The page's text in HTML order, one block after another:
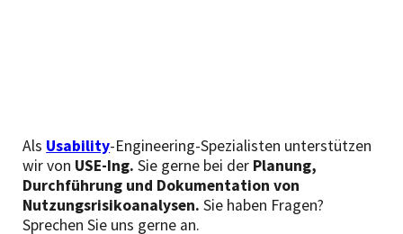
Als Usability-Engineering-Spezialisten unterstützen
wir von USE-Ing. Sie gerne bei der Planung,
Durchführung und Dokumentation von
Nutzungsrisikoanalysen. Sie haben Fragen?
Sprechen Sie uns gerne an.